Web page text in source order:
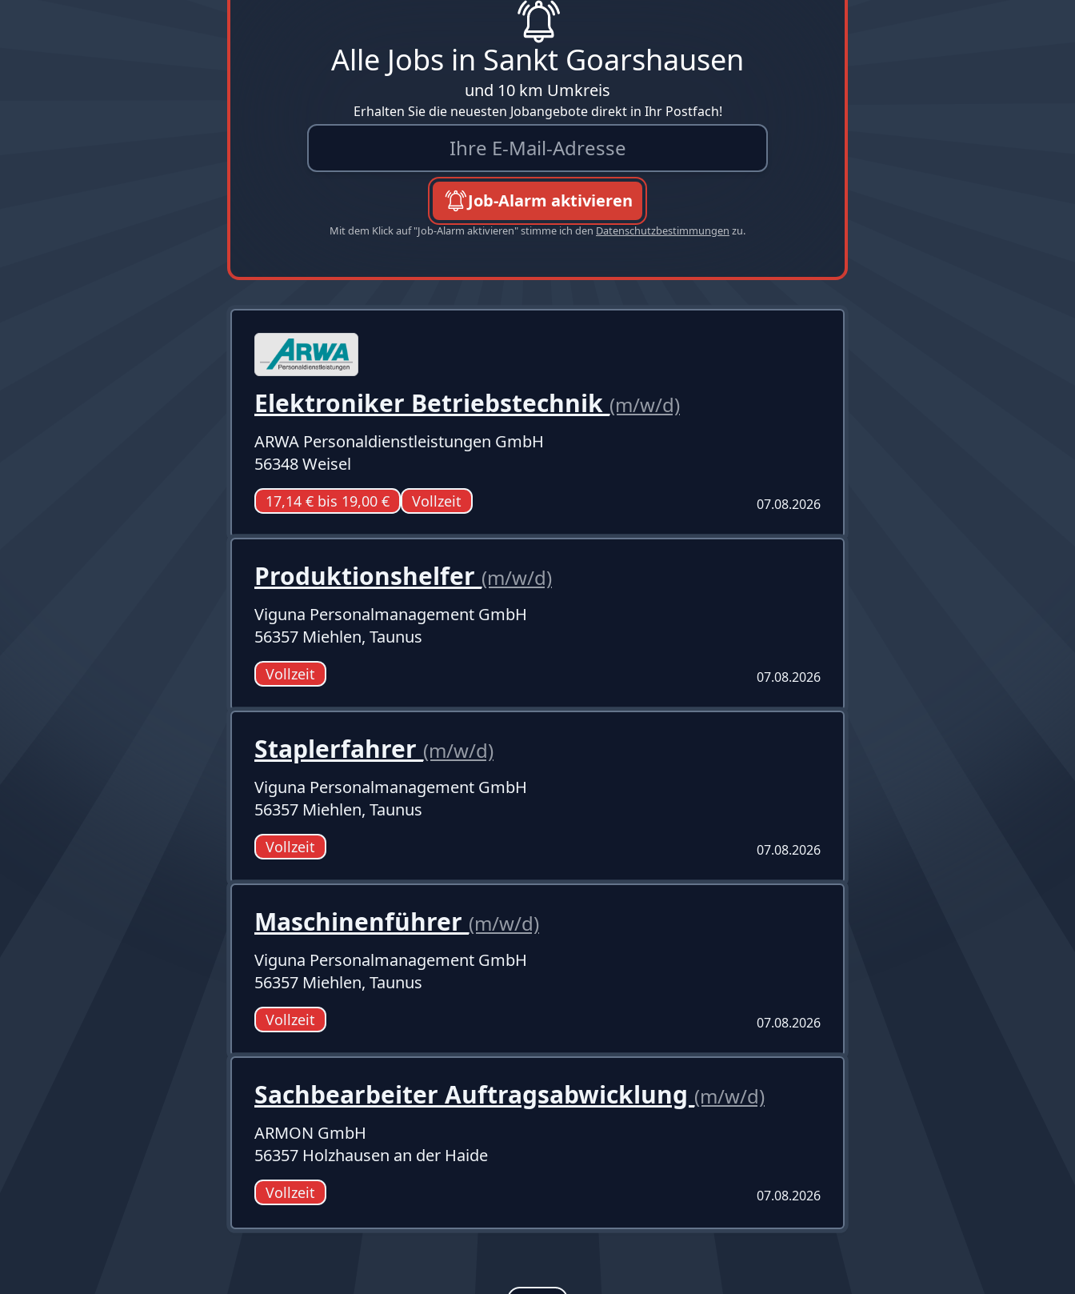
Alle Jobs in Sankt Goarshausen
und 10 km Umkreis
Erhalten Sie die neuesten Jobangebote direkt in Ihr Postfach!
Job-Alarm aktivieren
Mit dem Klick auf "Job-Alarm aktivieren" stimme ich den Datenschutzbestimmungen zu.
Elektroniker Betriebstechnik (m/w/d)
ARWA Personaldienstleistungen GmbH
56348 Weisel
17,14 € bis 19,00 € Vollzeit 07.08.2026
Produktionshelfer (m/w/d)
Viguna Personalmanagement GmbH
56357 Miehlen, Taunus
Vollzeit 07.08.2026
Staplerfahrer (m/w/d)
Viguna Personalmanagement GmbH
56357 Miehlen, Taunus
Vollzeit 07.08.2026
Maschinenführer (m/w/d)
Viguna Personalmanagement GmbH
56357 Miehlen, Taunus
Vollzeit 07.08.2026
Sachbearbeiter Auftragsabwicklung (m/w/d)
ARMON GmbH
56357 Holzhausen an der Haide
Vollzeit 07.08.2026